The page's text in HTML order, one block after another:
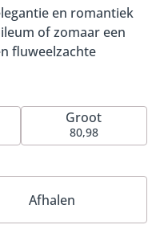
en romantiek
of zomaar een
fluweelzachte
dit boeket extra
van minimaal 60
rozen een prachtige
Naomi rozen zijn
kwaliteit. Kies
rozen, gebonden
een cadeau of
nog langer blijft
Groot
80,98
Afhalen